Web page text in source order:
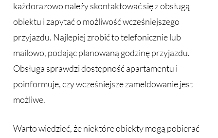
każdorazowo należy skontaktować się z obsługą
obiektu i zapytać o możliwość wcześniejszego
przyjazdu. Najlepiej zrobić to telefonicznie lub
mailowo, podając planowaną godzinę przyjazdu.
Obsługa sprawdzi dostępność apartamentu i
poinformuje, czy wcześniejsze zameldowanie jest
możliwe.
Warto wiedzieć, że niektóre obiekty mogą pobierać